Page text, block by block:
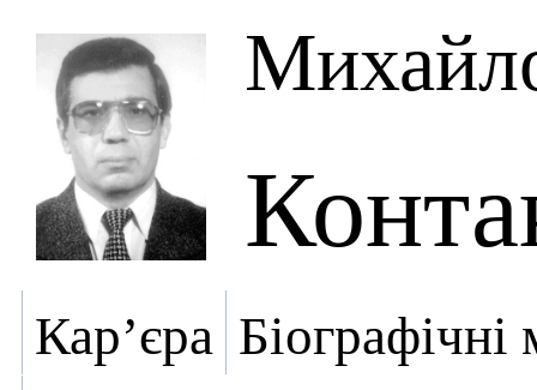
Кар’єра Біографічні